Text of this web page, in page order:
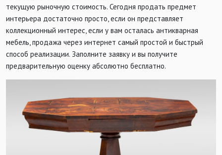
текущую рыночную стоимость. Сегодня продать предмет
интерьера достаточно просто, если он представляет
коллекционный интерес, если у вам осталась антикварная
мебель, продажа через интернет самый простой и быстрый
способ реализации. Заполните заявку и вы получите
предварительную оценку абсолютно бесплатно.